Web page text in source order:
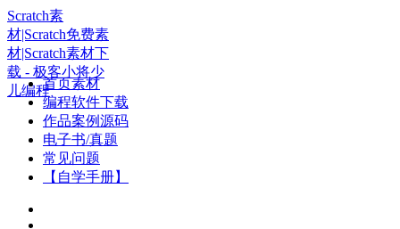
Scratch素
材|Scratch免费素
材|Scratch素材下
载 - 极客小将少
儿编程首页素材
编程软件下载
作品案例源码
电子书/真题
常见问题
【自学手册】